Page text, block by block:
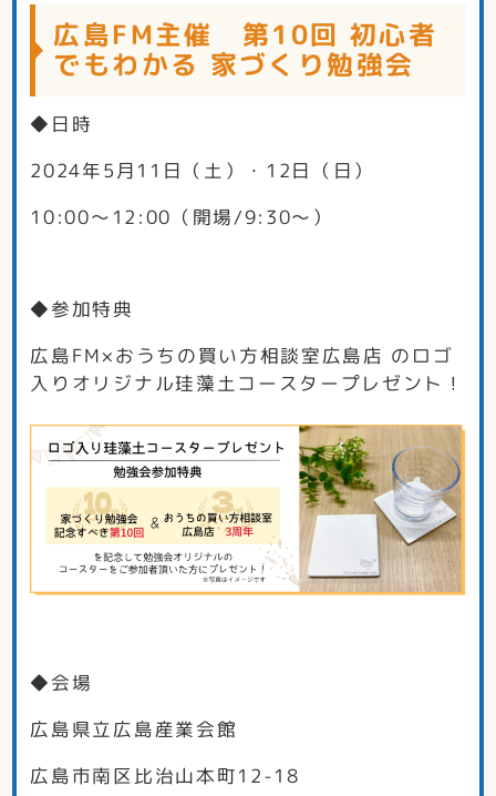
広島FM主催 第10回 初心者
でもわかる 家づくり勉強会
◆日時
2024年5月11日（土）・12日（日）
10:00～12:00（開場/9:30～）
◆参加特典
広島FM×おうちの買い方相談室広島店 のロゴ
入りオリジナル珪藻土コースタープレゼント！
◆会場
広島県立広島産業会館
広島市南区比治山本町12-18